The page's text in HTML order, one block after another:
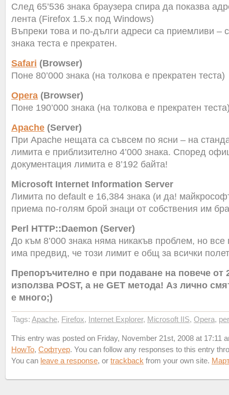
След 65’536 знака браузера спира да показва
лента (Firefox 1.5.x под Windows)
Въпреки това и по-дълги адреси са приемливи –
знака теста е прекратен.
Safari (Browser)
Поне 80’000 знака (на толкова е прекратен теста)
Opera (Browser)
Поне 190’000 знака (на толкова е прекратен
Apache (Server)
При Apache нещата са съвсем по ясни – на
лимита е приблизително 4’000 знака. Според
документация лимита е 8’192 байта!
Microsoft Internet Information Server
Лимита по default е 16,384 знака (и да!
приема по-голям брой знаци от собствения им
Perl HTTP::Daemon (Server)
До към 8’000 знака няма никакъв проблем, но все
има предвид, че този лимит е общ за всички
Препоръчително е при подаване на повече от
използва POST, а не GET метода! Аз лично
е много;)
Tags: Apache, Firefox, Internet Explorer, Microsoft IIS, Opera,
This entry was posted on Friday, November 21st, 2008 at 17:11
HowTo, Софтуер. You can follow any responses to this entry
You can leave a response, or trackback from your own site.